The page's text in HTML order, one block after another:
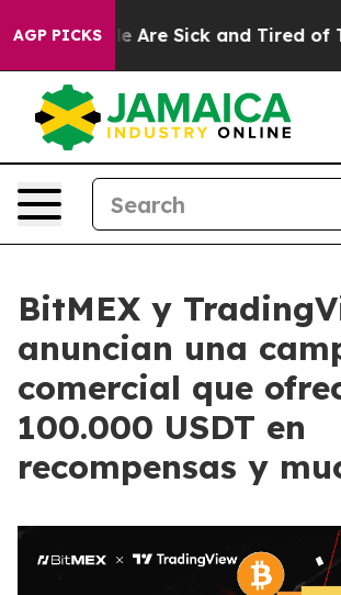
AGP PICKS
“People Are Sick and Tired of
BitMEX y
anuncian una
comercial que
100.000 USDT en
recompensas y